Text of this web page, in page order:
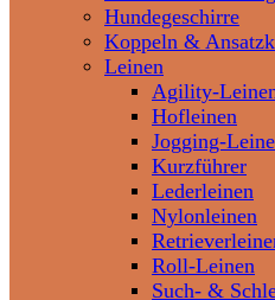
Hundegeschirre
Koppeln &
Leinen
Agility-
Hofleinen
Jogging-
Kurzführer
Lederleinen
Nylonleinen
Roll-Leinen
Such- &